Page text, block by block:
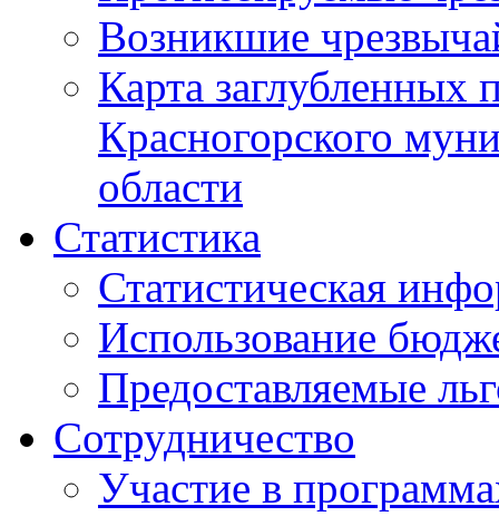
Возникшие
Карта
Красногорского
области
Статистика
Статистическая
Использование
Предоставляемые
Сотрудничество
Участие в